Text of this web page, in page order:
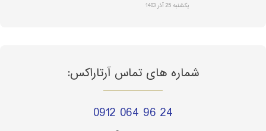
یکشنبه 25 آذر 1403
شماره های تماس آرتاراکس:
0912 064 96 24